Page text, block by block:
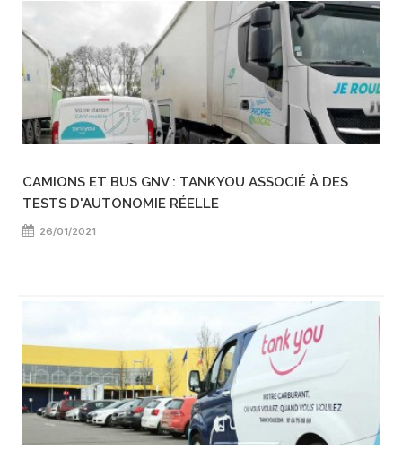
CAMIONS ET BUS GNV : TANKYOU ASSOCIÉ À DES
TESTS D'AUTONOMIE RÉELLE
26/01/2021